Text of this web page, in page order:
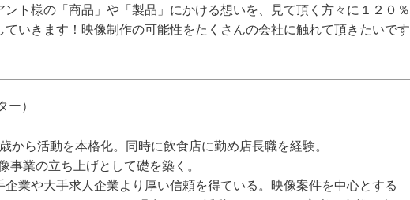
ト様の「商品」や「製品」にかける想いを、見て頂く方々に１２０％
いきます！映像制作の可能性をたくさんの会社に触れて頂きたいです
ー）
から活動を本格化。同時に飲食店に勤め店長職を経験。
事業の立ち上げとして礎を築く。
業や大手求人企業より厚い信頼を得ている。映像案件を中心とする